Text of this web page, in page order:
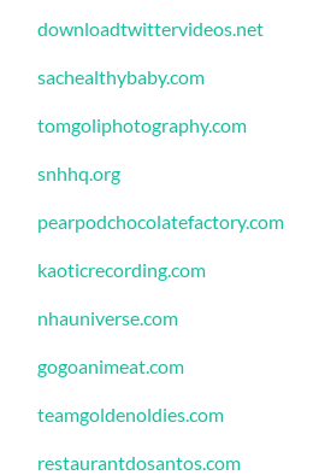
downloadtwittervideos.net
sachealthybaby.com
tomgoliphotography.com
snhhq.org
pearpodchocolatefactory.com
kaoticrecording.com
nhauniverse.com
gogoanimeat.com
teamgoldenoldies.com
restaurantdosantos.com